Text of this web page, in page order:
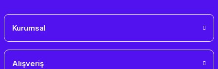
Kurumsal
Alışveriş